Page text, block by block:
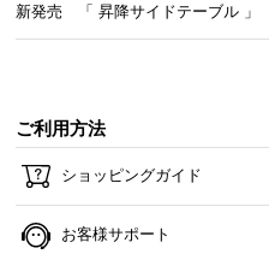
新発売 「 昇降サイドテーブル 」
ご利用方法
ショッピングガイド
お客様サポート